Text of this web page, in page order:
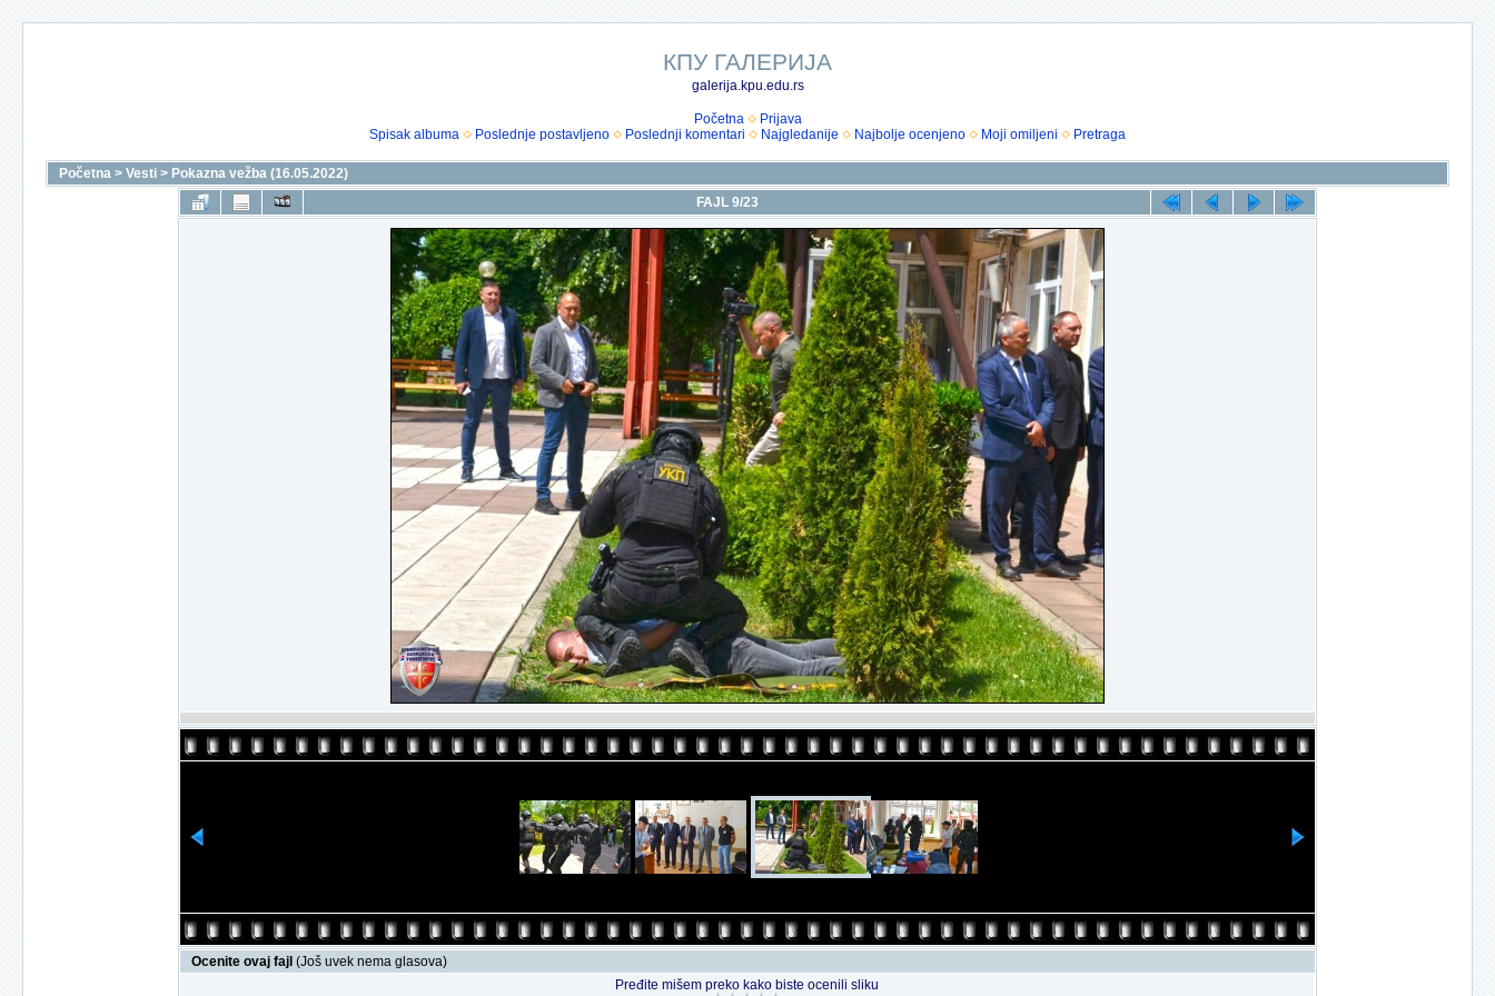
КПУ ГАЛЕРИЈА
galerija.kpu.edu.rs
Početna
Prijava
Spisak albuma
Poslednje postavljeno Poslednji komentari Najgledanije Najbolje ocenjeno Moji omiljeni Pretraga
Početna > Vesti > Pokazna vežba (16.05.2022)
FAJL 9/23
Ocenite ovaj fajl (Još uvek nema glasova)
Pređite mišem preko kako biste ocenili sliku